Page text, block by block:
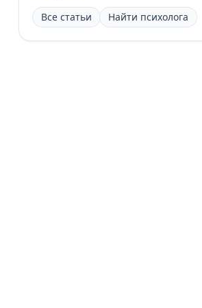
Все статьи Найти психолога